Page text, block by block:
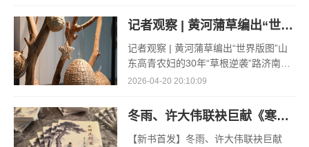
这样？答案其实很简单
记者观察 | 黄河蒲草编出“世界版图”
记者观察 | 黄河蒲草编出“世界版图”山
东高青农妇的30年“草根逆袭”路济南电
（记者 瑞夫 王克军 郭克烁）一根黄河
套村农民任春花给
2026-04-20 20:10:09
冬雨、许大伟联袂巨献《寒锋洗剑录》重磅上市！未发先火引业界瞩目，丹心侠骨再掀武侠热潮
【新书首发】冬雨、许大伟联袂巨献